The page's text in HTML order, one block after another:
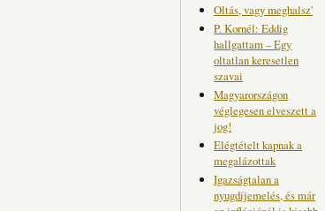
Oltás, vagy meghalsz'
P. Kornél: Eddig
hallgattam – Egy
oltatlan keresetlen
szavai
Magyarországon
véglegesen elveszett a
jog!
Elégtételt kapnak a
megalázottak
Igazságtalan a
nyugdíjemelés, és már